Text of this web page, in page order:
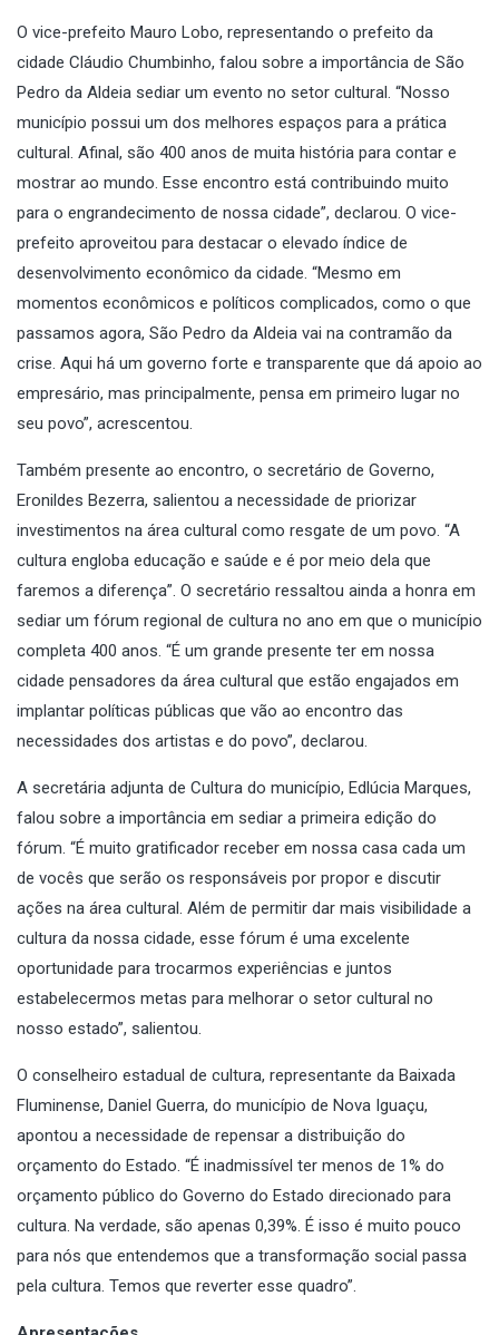
O vice-prefeito Mauro Lobo, representando o prefeito da
cidade Cláudio Chumbinho, falou sobre a importância de São
Pedro da Aldeia sediar um evento no setor cultural. “Nosso
município possui um dos melhores espaços para a prática
cultural. Afinal, são 400 anos de muita história para contar e
mostrar ao mundo. Esse encontro está contribuindo muito
para o engrandecimento de nossa cidade”, declarou. O vice-
prefeito aproveitou para destacar o elevado índice de
desenvolvimento econômico da cidade. “Mesmo em
momentos econômicos e políticos complicados, como o que
passamos agora, São Pedro da Aldeia vai na contramão da
crise. Aqui há um governo forte e transparente que dá apoio ao
empresário, mas principalmente, pensa em primeiro lugar no
seu povo”, acrescentou.
Também presente ao encontro, o secretário de Governo,
Eronildes Bezerra, salientou a necessidade de priorizar
investimentos na área cultural como resgate de um povo. “A
cultura engloba educação e saúde e é por meio dela que
faremos a diferença”. O secretário ressaltou ainda a honra em
sediar um fórum regional de cultura no ano em que o município
completa 400 anos. “É um grande presente ter em nossa
cidade pensadores da área cultural que estão engajados em
implantar políticas públicas que vão ao encontro das
necessidades dos artistas e do povo”, declarou.
A secretária adjunta de Cultura do município, Edlúcia Marques,
falou sobre a importância em sediar a primeira edição do
fórum. “É muito gratificador receber em nossa casa cada um
de vocês que serão os responsáveis por propor e discutir
ações na área cultural. Além de permitir dar mais visibilidade a
cultura da nossa cidade, esse fórum é uma excelente
oportunidade para trocarmos experiências e juntos
estabelecermos metas para melhorar o setor cultural no
nosso estado”, salientou.
O conselheiro estadual de cultura, representante da Baixada
Fluminense, Daniel Guerra, do município de Nova Iguaçu,
apontou a necessidade de repensar a distribuição do
orçamento do Estado. “É inadmissível ter menos de 1% do
orçamento público do Governo do Estado direcionado para
cultura. Na verdade, são apenas 0,39%. É isso é muito pouco
para nós que entendemos que a transformação social passa
pela cultura. Temos que reverter esse quadro”.